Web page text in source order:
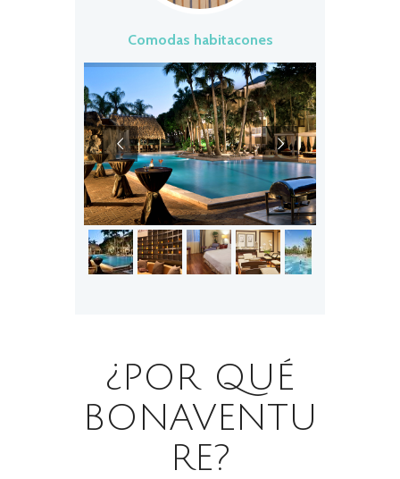
Comodas habitacones
¿POR QUÉ
BONAVENTU
RE?